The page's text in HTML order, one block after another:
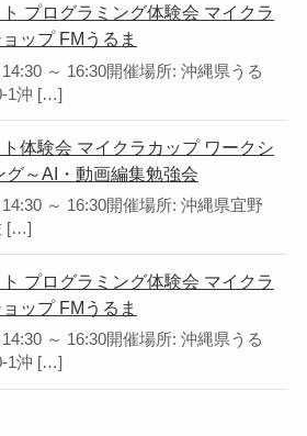
プログラミング体験会 マイクラ
ップ FMうるま
～ 16:30開催場所: 沖縄県うる
1沖 […]
体験会 マイクラカップ ワークシ
グ～AI・動画編集勉強会
～ 16:30開催場所: 沖縄県宜野
[…]
プログラミング体験会 マイクラ
ップ FMうるま
～ 16:30開催場所: 沖縄県うる
1沖 […]